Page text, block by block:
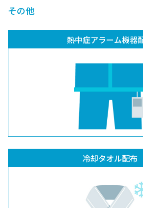
その他
熱中症アラーム機器
冷却タオル配布